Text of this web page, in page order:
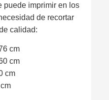
puede imprimir en los
de recortar
calidad:
cm
cm
cm